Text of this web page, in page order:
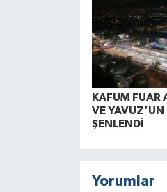
KAFUM FUAR
VE YAVUZ’UN
ŞENLENDİ
Yorumlar